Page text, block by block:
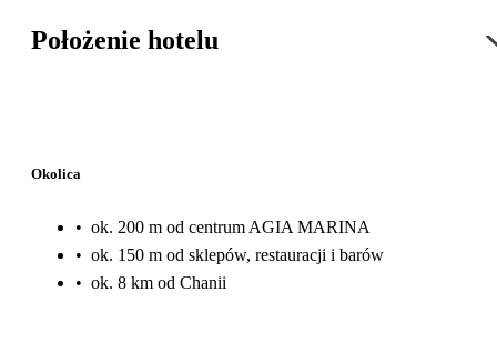
Położenie hotelu
Okolica
• ok. 200 m od centrum AGIA MARINA
• ok. 150 m od sklepów, restauracji i barów
• ok. 8 km od Chanii